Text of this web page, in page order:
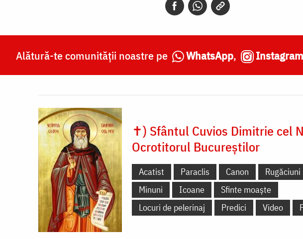
Alătură-te comunității noastre pe WhatsApp, Instagram
✝) Sfântul Cuvios Dimitrie cel
Ocrotitorul Bucureștilor
Acatist Paraclis Canon Rugăciuni
Minuni
Icoane
Sfinte moaște
Locuri de pelerinaj
Predici Video